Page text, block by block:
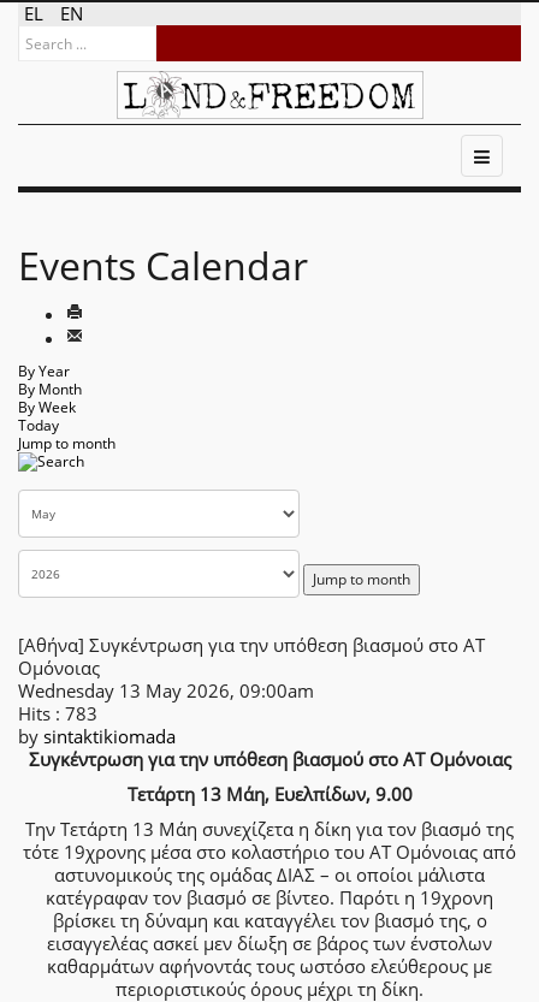
EL EN
Events Calendar
By Year
By Month
By Week
Today
Jump to month
Jump to month
[Αθήνα] Συγκέντρωση για την υπόθεση βιασμού στο ΑΤ
Ομόνοιας
Wednesday 13 May 2026, 09:00am
Hits : 783
by sintaktikiomada
Συγκέντρωση για την υπόθεση βιασμού στο ΑΤ Ομόνοιας
Τετάρτη 13 Μάη, Ευελπίδων, 9.00
Την Τετάρτη 13 Μάη συνεχίζετα η δίκη για τον βιασμό της
τότε 19χρονης μέσα στο κολαστήριο του ΑΤ Ομόνοιας από
αστυνομικούς της ομάδας ΔΙΑΣ – οι οποίοι μάλιστα
κατέγραφαν τον βιασμό σε βίντεο. Παρότι η 19χρονη
βρίσκει τη δύναμη και καταγγέλει τον βιασμό της, ο
εισαγγελέας ασκεί μεν δίωξη σε βάρος των ένστολων
καθαρμάτων αφήνοντάς τους ωστόσο ελεύθερους με
περιοριστικούς όρους μέχρι τη δίκη.